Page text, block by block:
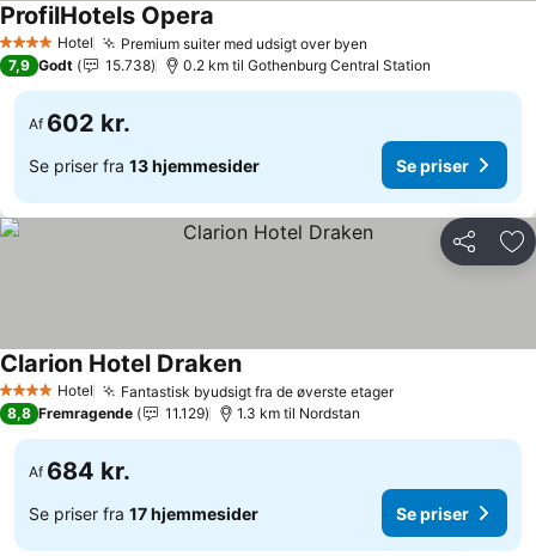
4 StjernerHotel Premium suiter med udsigt over byen
ProfilHotels Opera
7,9 Godt 15.738 0.2 km til Gothenburg Central Station
Af 602 kr.
Se priser fra 13 hjemmesider Se priser
Del
4 StjernerHotel Fantastisk byudsigt fra de øverste etager
Clarion Hotel Draken
8,8 Fremragende 11.129 1.3 km til Nordstan
Af 684 kr.
Se priser fra 17 hjemmesider Se priser